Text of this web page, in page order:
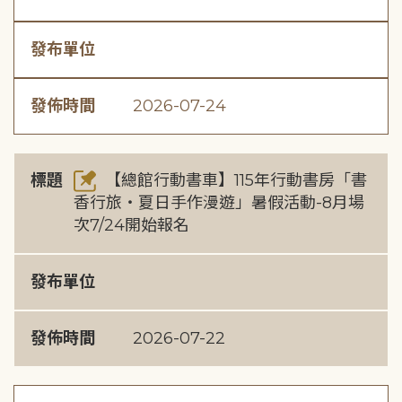
發布單位
發佈時間 2026-07-24
標題
【總館行動書車】115年行動書房「書
香行旅・夏日手作漫遊」暑假活動-8月場
次7/24開始報名
發布單位
發佈時間 2026-07-22